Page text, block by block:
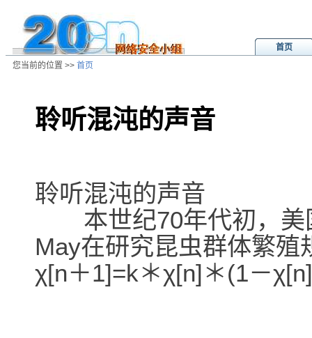
首页
您当前的位置 >> 首页
聆听混沌的声音
聆听混沌的声音
本世纪70年代初，美
May在研究昆虫群体繁
χ[n＋1]=k＊χ[n]＊(1－